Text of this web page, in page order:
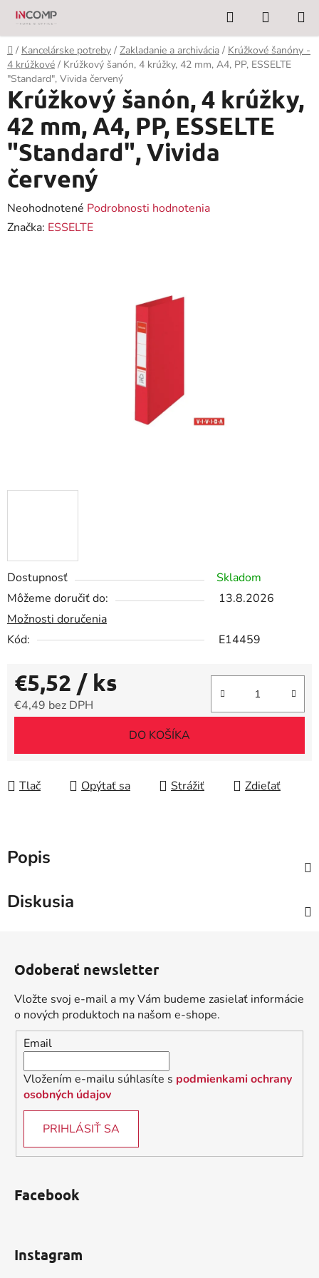
Prejsť
obsah
Hľadať
KOŠÍK
Domov
/ Kancelárske potreby / Zakladanie a archivácia / Krúžkové šanóny -
4 krúžkové / Krúžkový šanón, 4 krúžky, 42 mm, A4, PP, ESSELTE
"Standard", Vivida červený
Dostupnosť
Skladom
Môžeme doručiť do:
13.8.2026
Možnosti doručenia
Kód:
E14459
€5,52 / ks
€4,49 bez DPH
DO KOŠÍKA
Tlač Opýtať sa Strážiť Zdieľať
Krúžkový šanón, 4 krúžky,
42 mm, A4, PP, ESSELTE
"Standard", Vivida
červený
Priemerné
hodnotenie
Neohodnotené Podrobnosti hodnotenia
Značka: ESSELTE
Popis
Diskusia
Odoberať newsletter
Vložte svoj e-mail a my Vám budeme zasielať informácie
o nových produktoch na našom e-shope.
Email
Vložením e-mailu súhlasíte s podmienkami ochrany
osobných údajov
PRIHLÁSIŤ SA
Facebook
Instagram